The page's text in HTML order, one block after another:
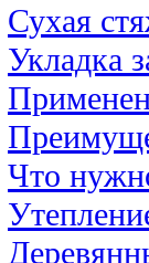
Сухая
Укладка
Что